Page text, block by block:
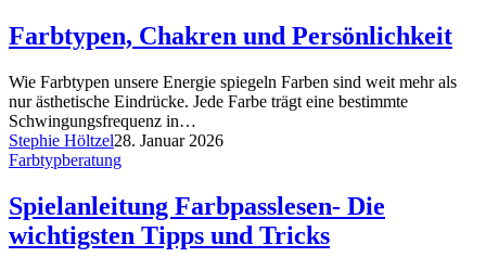
Farbtypen, Chakren und Persönlichkeit
Wie Farbtypen unsere Energie spiegeln Farben sind weit mehr als
nur ästhetische Eindrücke. Jede Farbe trägt eine bestimmte
Schwingungsfrequenz in…
Stephie Höltzel28. Januar 2026
Farbtypberatung
Spielanleitung Farbpasslesen- Die
wichtigsten Tipps und Tricks